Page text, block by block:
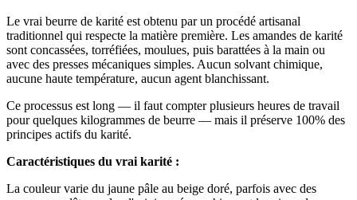
Le vrai beurre de karité est obtenu par un procédé artisanal
traditionnel qui respecte la matière première. Les amandes de karité
sont concassées, torréfiées, moulues, puis barattées à la main ou
avec des presses mécaniques simples. Aucun solvant chimique,
aucune haute température, aucun agent blanchissant.
Ce processus est long — il faut compter plusieurs heures de travail
pour quelques kilogrammes de beurre — mais il préserve 100% des
principes actifs du karité.
Caractéristiques du vrai karité :
La couleur varie du jaune pâle au beige doré, parfois avec des